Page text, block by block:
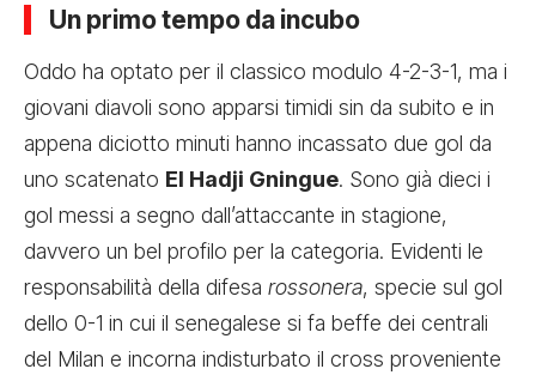
Un primo tempo da incubo
Oddo ha optato per il classico modulo 4-2-3-1, ma i
giovani diavoli sono apparsi timidi sin da subito e in
appena diciotto minuti hanno incassato due gol da
uno scatenato El Hadji Gningue. Sono già dieci i
gol messi a segno dall’attaccante in stagione,
davvero un bel profilo per la categoria. Evidenti le
responsabilità della difesa rossonera, specie sul gol
dello 0-1 in cui il senegalese si fa beffe dei centrali
del Milan e incorna indisturbato il cross proveniente